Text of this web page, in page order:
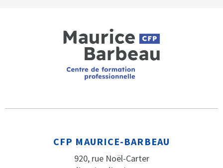
CFP MAURICE-BARBEAU
920, rue Noël-Carter